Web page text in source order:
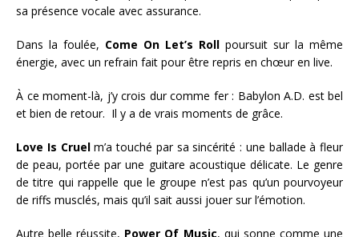
sa présence vocale avec assurance.
Dans la foulée, Come On Let’s Roll poursuit sur la même
énergie, avec un refrain fait pour être repris en chœur en live.
À ce moment-là, j’y crois dur comme fer : Babylon A.D. est bel
et bien de retour. Il y a de vrais moments de grâce.
Love Is Cruelm’a touché par sa sincérité : une ballade à fleur
de peau, portée par une guitare acoustique délicate. Le genre
de titre qui rappelle que le groupe n’est pas qu’un pourvoyeur
de riffs musclés, mais qu’il sait aussi jouer sur l’émotion.
Autre belle réussite, Power Of Music, qui sonne comme une